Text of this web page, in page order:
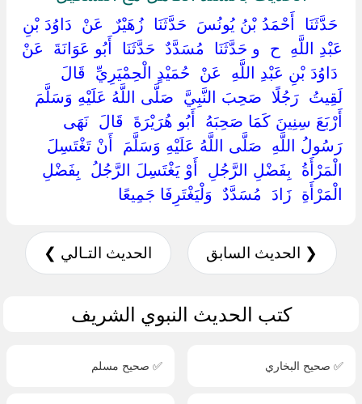
‏ ‏حَدَّثَنَا ‏ ‏أَحْمَدُ بْنُ يُونُسَ ‏ ‏حَدَّثَنَا ‏ ‏زُهَيْرٌ ‏ ‏عَنْ ‏ ‏دَاوُدَ بْنِ
عَبْدِ اللَّهِ ‏ ‏ح ‏ ‏و حَدَّثَنَا ‏ ‏مُسَدَّدٌ ‏ ‏حَدَّثَنَا ‏ ‏أَبُو عَوَانَةَ ‏ ‏عَنْ
‏ ‏دَاوُدَ بْنِ عَبْدِ اللَّهِ ‏ ‏عَنْ ‏ ‏حُمَيْدٍ الْحِمْيَرِيِّ ‏ ‏قَالَ ‏
‏لَقِيتُ ‏ ‏رَجُلًا ‏ ‏صَحِبَ النَّبِيَّ ‏ ‏صَلَّى اللَّهُ عَلَيْهِ وَسَلَّمَ ‏
‏أَرْبَعَ سِنِينَ كَمَا صَحِبَهُ ‏ ‏أَبُو هُرَيْرَةَ ‏ ‏قَالَ ‏ ‏نَهَى
رَسُولُ اللَّهِ ‏ ‏صَلَّى اللَّهُ عَلَيْهِ وَسَلَّمَ ‏ ‏أَنْ تَغْتَسِلَ
الْمَرْأَةُ ‏ ‏بِفَضْلِ الرَّجُلِ ‏ ‏أَوْ يَغْتَسِلَ الرَّجُلُ ‏ ‏بِفَضْلِ
الْمَرْأَةِ ‏ ‏زَادَ ‏ ‏مُسَدَّدٌ ‏ ‏وَلْيَغْتَرِفَا جَمِيعًا ‏
❮ الحديث السابق الحديث التـالي ❯
كتب الحديث النبوي الشريف
✅ صحيح البخاري ✅ صحيح مسلم